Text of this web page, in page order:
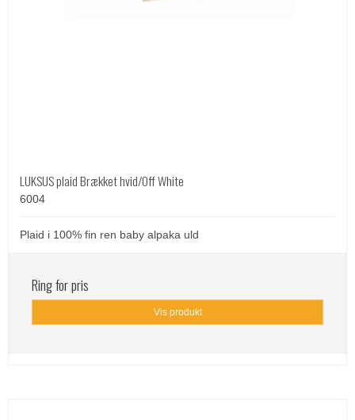
LUKSUS plaid Brækket hvid/Off White
6004
Plaid i 100% fin ren baby alpaka uld
Ring for pris
Vis produkt